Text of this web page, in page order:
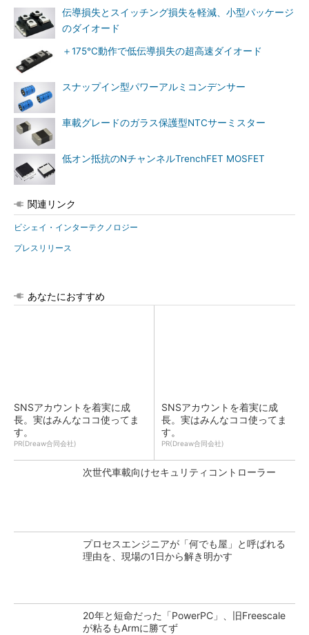
伝導損失とスイッチング損失を軽減、小型パッケージ
のダイオード
＋175℃動作で低伝導損失の超高速ダイオード
スナップイン型パワーアルミコンデンサー
車載グレードのガラス保護型NTCサーミスター
低オン抵抗のNチャンネルTrenchFET MOSFET
関連リンク
ビシェイ・インターテクノロジー
プレスリリース
あなたにおすすめ
SNSアカウントを着実に成
長。実はみんなココ使ってま
す。
PR(Dreaw合同会社)
SNSアカウントを着実に成
長。実はみんなココ使ってま
す。
PR(Dreaw合同会社)
次世代車載向けセキュリティコントローラー
プロセスエンジニアが「何でも屋」と呼ばれる
理由を、現場の1日から解き明かす
20年と短命だった「PowerPC」、旧Freescale
が粘るもArmに勝てず